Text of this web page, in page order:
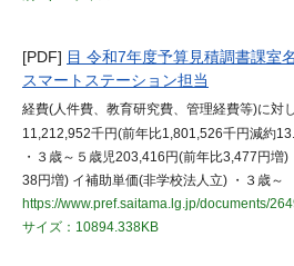
[PDF] 目 令和7年度予算見積調書課室
スマートステーション担当
経費(人件費、教育研究費、管理経費等)に対
11,212,952千円(前年比1,801,526千円減約
・３歳～５歳児203,416円(前年比3,477円増
38円増) イ補助単価(非学校法人立) ・３歳～
https://www.pref.saitama.lg.jp/documents/
サイズ：10894.338KB